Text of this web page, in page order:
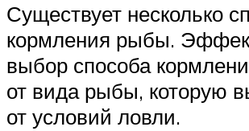
Существует несколько
кормления рыбы.
выбор способа
от вида рыбы, которую
от условий ловли.